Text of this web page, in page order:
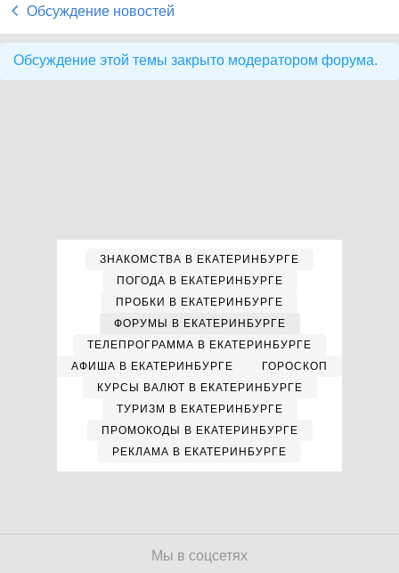
Обсуждение новостей
Обсуждение этой темы закрыто модератором форума.
ЗНАКОМСТВА В ЕКАТЕРИНБУРГЕ
ПОГОДА В ЕКАТЕРИНБУРГЕ
ПРОБКИ В ЕКАТЕРИНБУРГЕ
ФОРУМЫ В ЕКАТЕРИНБУРГЕ
ТЕЛЕПРОГРАММА В ЕКАТЕРИНБУРГЕ
АФИША В ЕКАТЕРИНБУРГЕ
ГОРОСКОП
КУРСЫ ВАЛЮТ В ЕКАТЕРИНБУРГЕ
ТУРИЗМ В ЕКАТЕРИНБУРГЕ
ПРОМОКОДЫ В ЕКАТЕРИНБУРГЕ
РЕКЛАМА В ЕКАТЕРИНБУРГЕ
Мы в соцсетях